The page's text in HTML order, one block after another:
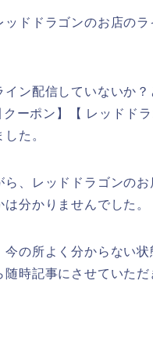
ドドラゴンのお店のラ
ン配信していないか？
ーポン】【 レッドド
た。
、レッドドラゴンのお
分かりませんでした。
の所よく分からない
時記事にさせていただ